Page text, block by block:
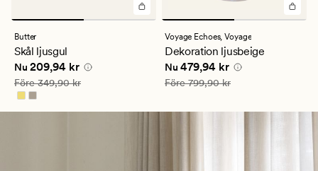
Butter
Skål ljusgul
Nuvarande pris
Nu 209,94 kr
Ordinarie pris 349,90 kr
Före349,90 kr
Voyage Echoes,Voyage
Dekoration ljusbeige
Nuvarande pris
Nu 479,94 kr
Ordinarie pris 799,90 kr
Före799,90 kr